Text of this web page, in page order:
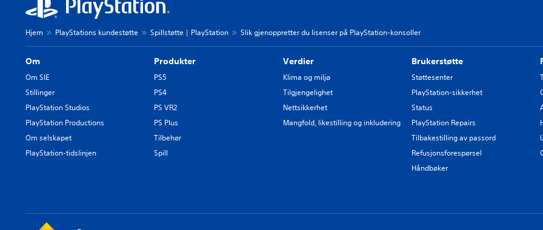
Hjem PlayStations kundestøtte Spillstøtte | PlayStation Slik gjenoppretter du lisenser på PlayStation-konsoller
Om
Om SIE
Stillinger
PlayStation Studios
PlayStation Productions
Om selskapet
PlayStation-tidslinjen
Produkter
PS5
PS4
PS VR2
PS Plus
Tilbehør
Spill
Verdier
Klima og miljø
Tilgjengelighet
Nettsikkerhet
Mangfold, likestilling og inkludering
Brukerstøtte
Støttesenter
PlayStation-sikkerhet
Status
PlayStation Repairs
Tilbakestilling av passord
Refusjonsforespørsel
Håndbøker